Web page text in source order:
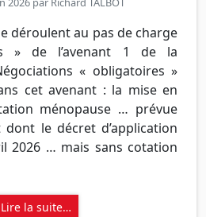
déroulent au pas de charge
» de l’avenant 1 de la
« obligatoires »
cet avenant : la mise en
ménopause … prévue
dont le décret d’application
2026 … mais sans cotation
la suite…